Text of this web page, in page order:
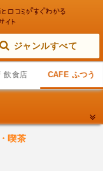
ジャンルすべて
飲食店 CAFE ふつう
喫茶